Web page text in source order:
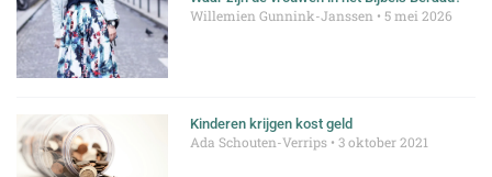
Willemien Gunnink-Janssen 5 mei 2026
Kinderen krijgen kost geld
Ada Schouten-Verrips 3 oktober 2021